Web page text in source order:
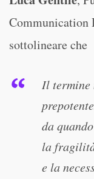
Communication
sottolineare che
Il termine
da
la
e la